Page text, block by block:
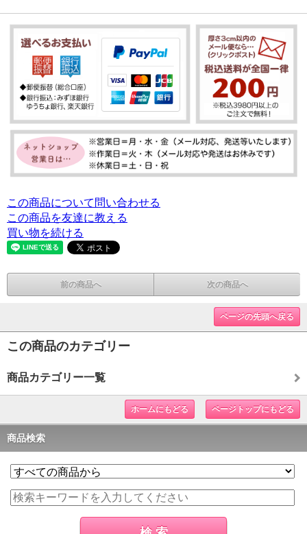
この商品について問い合わせる
この商品を友達に教える
買い物を続ける
前の商品へ 次の商品へ
ページの先頭へ戻る
この商品のカテゴリー
商品カテゴリー一覧
ホームにもどる ページトップにもどる
商品検索